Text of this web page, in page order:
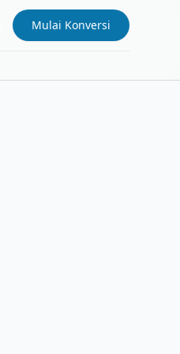
Mulai Konversi